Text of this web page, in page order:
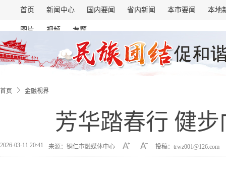
首页 新闻中心 国内要闻 省内新闻 本市要闻 本地
图片 视频 专题
首页 金融视界
芳华踏春行 健
2026-03-11 20:41 来源：铜仁市融媒体中心 投稿：trwz001@126.com